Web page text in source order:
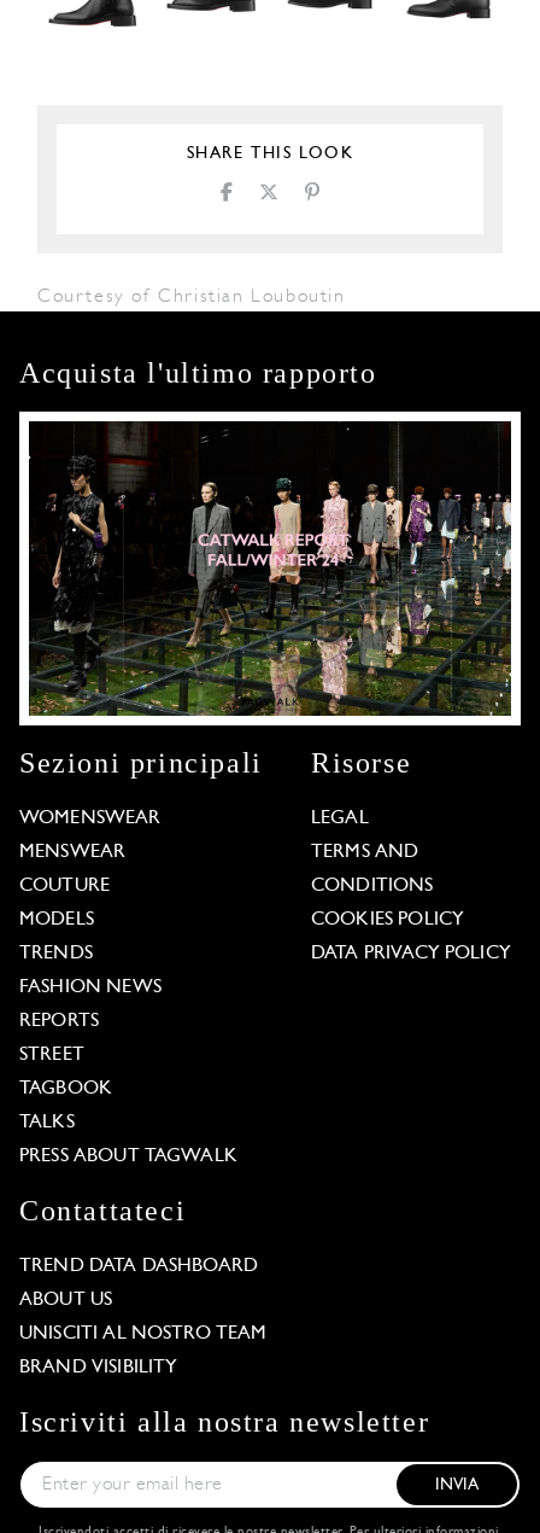
SHARE THIS LOOK
Courtesy of Christian Louboutin
Acquista l'ultimo rapporto
Sezioni principali
WOMENSWEAR
MENSWEAR
COUTURE
MODELS
TRENDS
FASHION NEWS
REPORTS
STREET
TAGBOOK
TALKS
PRESS ABOUT TAGWALK
Risorse
LEGAL
TERMS AND
CONDITIONS
COOKIES POLICY
DATA PRIVACY POLICY
Contattateci
TREND DATA DASHBOARD
ABOUT US
UNISCITI AL NOSTRO TEAM
BRAND VISIBILITY
Iscriviti alla nostra newsletter
INVIA